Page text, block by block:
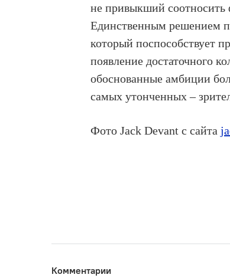
не привыкший соотносить
Единственным решением
который поспособствует
появление достаточного
обоснованные амбиции
самых утонченных –
Фото Jack Devant с сайта
Комментарии